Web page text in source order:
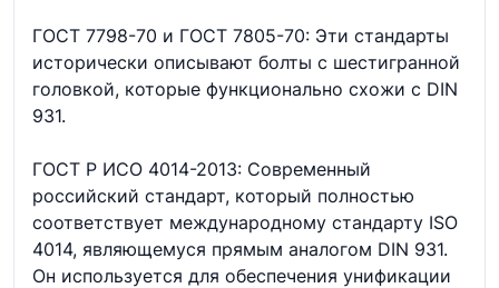
ГОСТ 7798-70 и ГОСТ 7805-70: Эти стандарты
исторически описывают болты с шестигранной
головкой, которые функционально схожи с DIN
931.
ГОСТ Р ИСО 4014-2013: Современный
российский стандарт, который полностью
соответствует международному стандарту ISO
4014, являющемуся прямым аналогом DIN 931.
Он используется для обеспечения унификации